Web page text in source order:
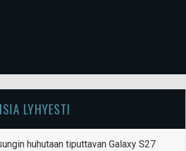
LYHYESTI
huhutaan tiputtavan Galaxy S27